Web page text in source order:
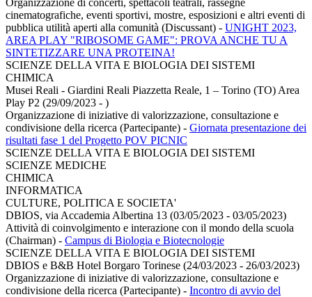
Organizzazione di concerti, spettacoli teatrali, rassegne
cinematografiche, eventi sportivi, mostre, esposizioni e altri eventi di
pubblica utilità aperti alla comunità (Discussant) - UNIGHT 2023,
AREA PLAY "RIBOSOME GAME": PROVA ANCHE TU A
SINTETIZZARE UNA PROTEINA!
SCIENZE DELLA VITA E BIOLOGIA DEI SISTEMI
CHIMICA
Musei Reali - Giardini Reali Piazzetta Reale, 1 – Torino (TO) Area
Play P2 (29/09/2023 - )
Organizzazione di iniziative di valorizzazione, consultazione e
condivisione della ricerca (Partecipante) - Giornata presentazione dei
risultati fase 1 del Progetto POV PICNIC
SCIENZE DELLA VITA E BIOLOGIA DEI SISTEMI
SCIENZE MEDICHE
CHIMICA
INFORMATICA
CULTURE, POLITICA E SOCIETA'
DBIOS, via Accademia Albertina 13 (03/05/2023 - 03/05/2023)
Attività di coinvolgimento e interazione con il mondo della scuola
(Chairman) - Campus di Biologia e Biotecnologie
SCIENZE DELLA VITA E BIOLOGIA DEI SISTEMI
DBIOS e B&B Hotel Borgaro Torinese (24/03/2023 - 26/03/2023)
Organizzazione di iniziative di valorizzazione, consultazione e
condivisione della ricerca (Partecipante) - Incontro di avvio del